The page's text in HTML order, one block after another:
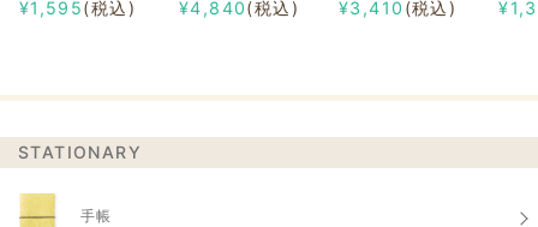
¥1,595(税込) ¥4,840(税込) ¥3,410 (税込)
STATIONARY
手帳